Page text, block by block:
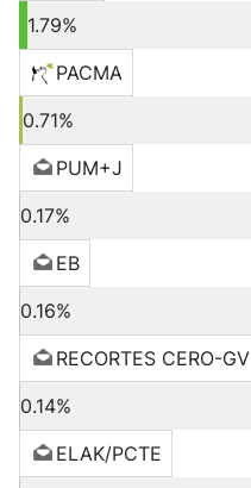
1.79%
PACMA
0.71%
PUM+J
0.17%
EB
0.16%
RECORTES CERO-GV
0.14%
ELAK/PCTE